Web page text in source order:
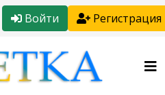
Войти Регистрация